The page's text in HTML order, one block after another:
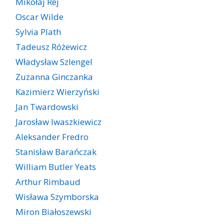
Oscar Wilde
Sylvia Plath
Tadeusz Różewicz
Władysław Szlengel
Zuzanna Ginczanka
Kazimierz Wierzyński
Jan Twardowski
Jarosław Iwaszkiewicz
Aleksander Fredro
Stanisław Barańczak
William Butler Yeats
Arthur Rimbaud
Wisława Szymborska
Miron Białoszewski